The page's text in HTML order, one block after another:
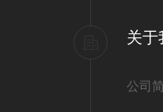
关于
公司